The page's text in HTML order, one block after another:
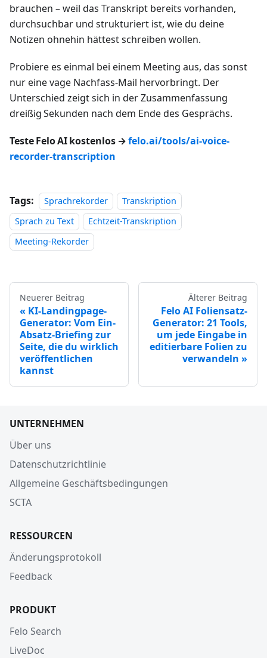
brauchen – weil das Transkript bereits vorhanden,
durchsuchbar und strukturiert ist, wie du deine
Notizen ohnehin hättest schreiben wollen.
Probiere es einmal bei einem Meeting aus, das sonst
nur eine vage Nachfass‑Mail hervorbringt. Der
Unterschied zeigt sich in der Zusammenfassung
dreißig Sekunden nach dem Ende des Gesprächs.
Teste Felo AI kostenlos →felo.ai/tools/ai-voice-
recorder-transcription
Tags: Sprachrekorder
Transkription
Sprach zu Text
Echtzeit-Transkription
Meeting-Rekorder
Neuerer Beitrag
KI-Landingpage-
Generator: Vom Ein-
Absatz-Briefing zur
Seite, die du wirklich
veröffentlichen
kannst
Älterer Beitrag
Felo AI Foliensatz-
Generator: 21 Tools,
um jede Eingabe in
editierbare Folien zu
verwandeln
UNTERNEHMEN
Über uns
Datenschutzrichtlinie
Allgemeine Geschäftsbedingungen
SCTA
RESSOURCEN
Änderungsprotokoll
Feedback
PRODUKT
Felo Search
LiveDoc